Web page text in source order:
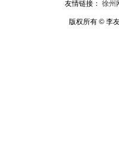
友情链接： 徐州
版权所有 © 李